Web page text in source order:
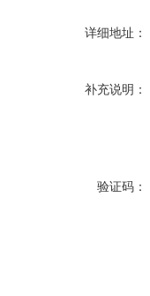
详细地址：
补充说明：
验证码：